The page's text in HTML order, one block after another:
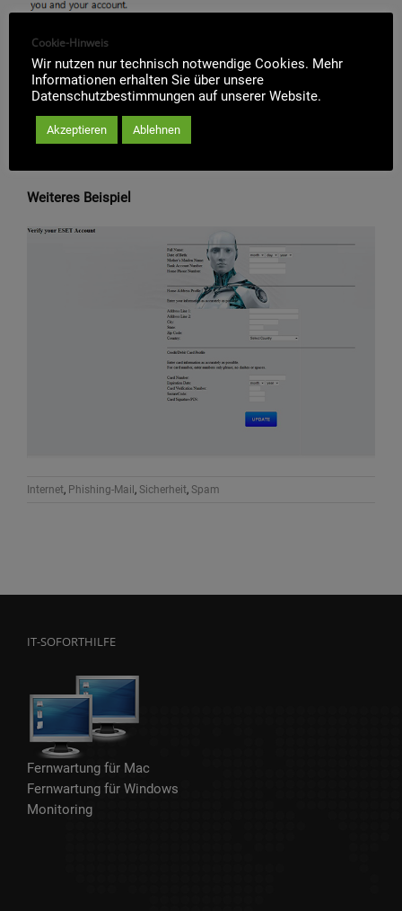
Weiteres Beispiel
Internet, Phishing-Mail, Sicherheit, Spam
IT-SOFORTHILFE
Fernwartung für Mac
Fernwartung für Windows
Monitoring
Cookie-Hinweis
Wir nutzen nur technisch notwendige Cookies. Mehr
Informationen erhalten Sie über unsere
Datenschutzbestimmungen auf unserer Website.
Akzeptieren Ablehnen